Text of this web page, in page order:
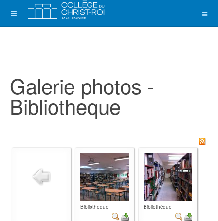
Galerie photos -
Bibliotheque
Bibliothèque Bibliothèque